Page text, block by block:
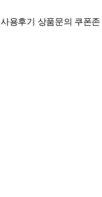
사용후기 상품문의 쿠폰존